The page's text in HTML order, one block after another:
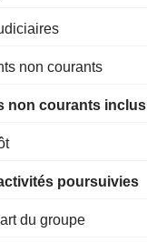
non courants
non courants inclus
poursuivies
du groupe